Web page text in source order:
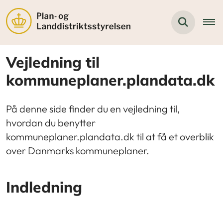
Vejledning til
kommuneplaner.plandata.dk
På denne side finder du en vejledning til,
hvordan du benytter
kommuneplaner.plandata.dk til at få et overblik
over Danmarks kommuneplaner.
Indledning